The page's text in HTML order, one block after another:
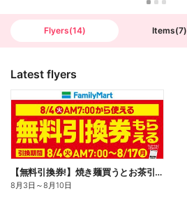
Flyers(14) Items(7)
Latest flyers
【無料引換券!】焼き麺買うとお茶引換券貰える!
8月3日 ～8月10日